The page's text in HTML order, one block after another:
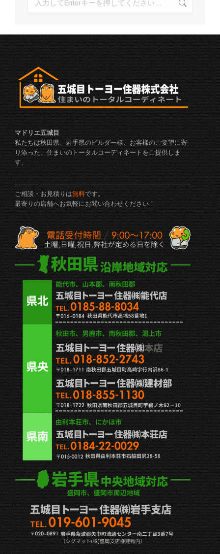
マドリエ五城目
私たちは秋田県、岩手県のビルダー様、お客様のご要望に寄
り添った、住まいのトータルコーディネートをご提供しま
す。
ご相談・お見積りは無料です。
最寄りの店舗へお気軽にお問い合わせください！